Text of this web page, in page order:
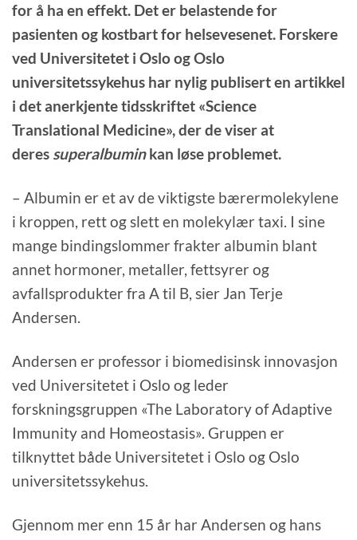
for å ha en effekt. Det er belastende for
pasienten og kostbart for helsevesenet. Forskere
ved Universitetet i Oslo og Oslo
universitetssykehus har nylig publisert en artikkel
i det anerkjente tidsskriftet «Science
Translational Medicine», der de viser at
deres superalbuminkan løse problemet.
– Albumin er et av de viktigste bærermolekylene
i kroppen, rett og slett en molekylær taxi. I sine
mange bindingslommer frakter albumin blant
annet hormoner, metaller, fettsyrer og
avfallsprodukter fra A til B, sier Jan Terje
Andersen.
Andersen er professor i biomedisinsk innovasjon
ved Universitetet i Oslo og leder
forskningsgruppen «The Laboratory of Adaptive
Immunity and Homeostasis». Gruppen er
tilknyttet både Universitetet i Oslo og Oslo
universitetssykehus.
Gjennom mer enn 15 år har Andersen og hans